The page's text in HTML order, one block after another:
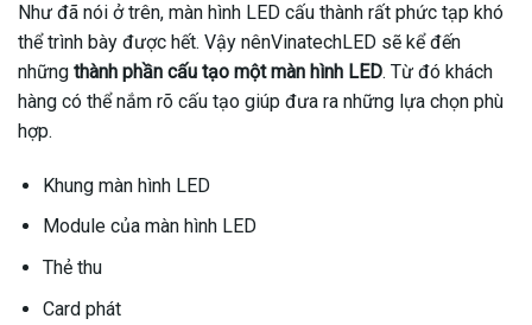
Như đã nói ở trên, màn hình LED cấu thành rất phức tạp khó
thể trình bày được hết. Vậy nênVinatechLED sẽ kể đến
những thành phần cấu tạo một màn hình LED. Từ đó khách
hàng có thể nắm rõ cấu tạo giúp đưa ra những lựa chọn phù
hợp.
Khung màn hình LED
Module của màn hình LED
Thẻ thu
Card phát